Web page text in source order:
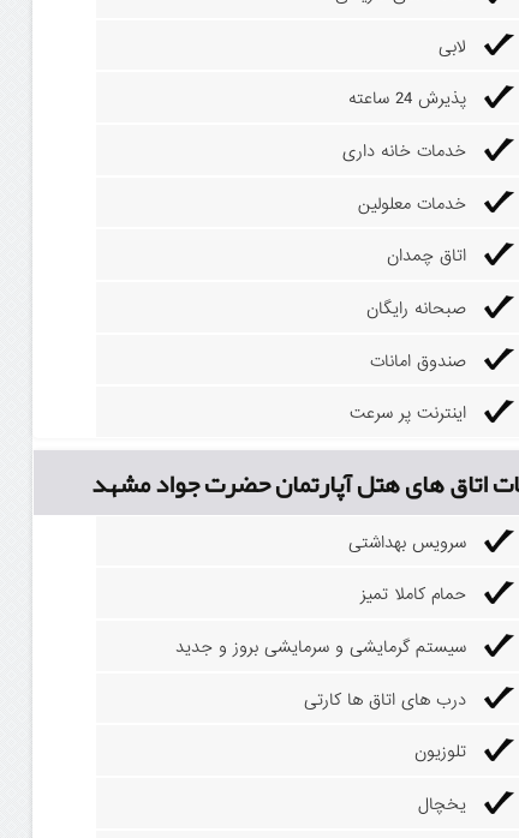
لابی
پذیرش 24 ساعته
خدمات خانه داری
خدمات معلولین
اتاق چمدان
صبحانه رایگان
صندوق امانات
اینترنت پر سرعت
اتاق های هتل آپارتمان حضرت جواد مشهد
سرویس بهداشتی
حمام کاملا تمیز
سیستم گرمایشی و سرمایشی بروز و جدید
درب های اتاق ها کارتی
تلوزیون
یخچال